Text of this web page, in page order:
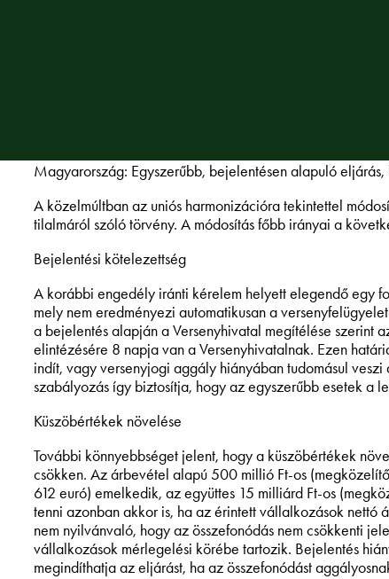
Magyarország: Egyszerűbb, bejelentésen alapuló
A közelmúltban az uniós harmonizációra tekintettel
tilalmáról szóló törvény. A módosítás főbb irányai a
Bejelentési kötelezettség
A korábbi engedély iránti kérelem helyett elegendő egy
mely nem eredményezi automatikusan a
a bejelentés alapján a Versenyhivatal megítélése szerint
elintézésére 8 napja van a Versenyhivatalnak. Ezen
indít, vagy versenyjogi aggály hiányában tudomásul
szabályozás így biztosítja, hogy az egyszerűbb esetek a
Küszöbértékek növelése
További könnyebbséget jelent, hogy a küszöbértékek
csökken. Az árbevétel alapú 500 millió Ft-os
612 euró) emelkedik, az együttes 15 milliárd Ft-os
tenni azonban akkor is, ha az érintett vállalkozások
nem nyilvánvaló, hogy az összefonódás nem csökkenti
vállalkozások mérlegelési körébe tartozik. Bejelentés
megindíthatja az eljárást, ha az összefonódást